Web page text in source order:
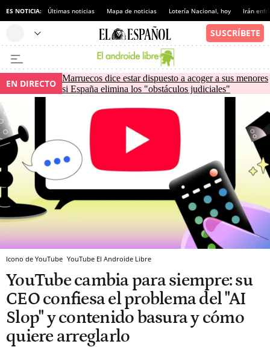
ES NOTICIA: Últimas noticias Mapa de noticias Lotería Nacional, hoy Irán
EN DIRECTO Marruecos dice estar dispuesto a acoger a sus menores
si España elimina los "obstáculos judiciales"
Icono de YouTube YouTube El Androide Libre
YouTube cambia para siempre: su
CEO confiesa el problema del "AI
Slop" y contenido basura y cómo
quiere arreglarlo